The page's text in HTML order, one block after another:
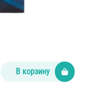
В корзину